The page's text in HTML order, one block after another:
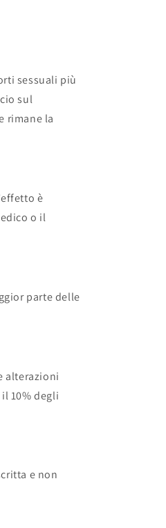
sessuali più
sul
rimane la
è
o il
parte delle
alterazioni
10% degli
e non